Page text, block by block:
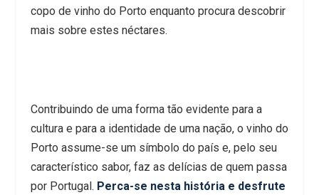
copo de vinho do Porto enquanto procura descobrir
mais sobre estes néctares.
Contribuindo de uma forma tão evidente para a
cultura e para a identidade de uma nação, o vinho do
Porto assume-se um símbolo do país e, pelo seu
característico sabor, faz as delícias de quem passa
por Portugal. Perca-se nesta história e desfrute